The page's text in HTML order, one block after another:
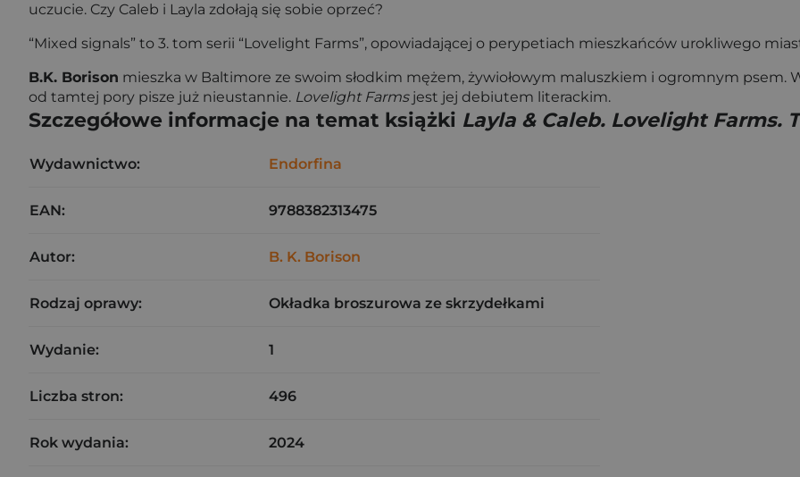
uczucie. Czy Caleb i Layla zdołają się sobie oprzeć?
“Mixed signals” to 3. tom serii “Lovelight Farms”, opowiadającej o perypetiach mieszkańców urokliwego
B.K. Borison mieszka w Baltimore ze swoim słodkim mężem, żywiołowym maluszkiem i ogromnym psem.
od tamtej pory pisze już nieustannie. Lovelight Farmsjest jej debiutem literackim.
Szczegółowe informacje na temat książki Layla & Caleb. Lovelight Farms.
Wydawnictwo: Endorfina
EAN: 9788382313475
Autor: B. K. Borison
Rodzaj oprawy: Okładka broszurowa ze skrzydełkami
Wydanie: 1
Liczba stron: 496
Rok wydania: 2024